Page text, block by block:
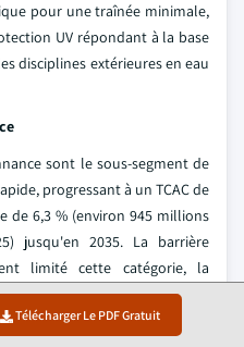
Télécharger Le PDF Gratuit
pour une traînée minimale,
UV répondant à la base
disciplines extérieures en eau
sont le sous-segment de
progressant à un TCAC de
de 6,3 % (environ 945 millions
jusqu'en 2035. La barrière
limité cette catégorie, la
optique à forte dioptrie dans
à haute courbure, a